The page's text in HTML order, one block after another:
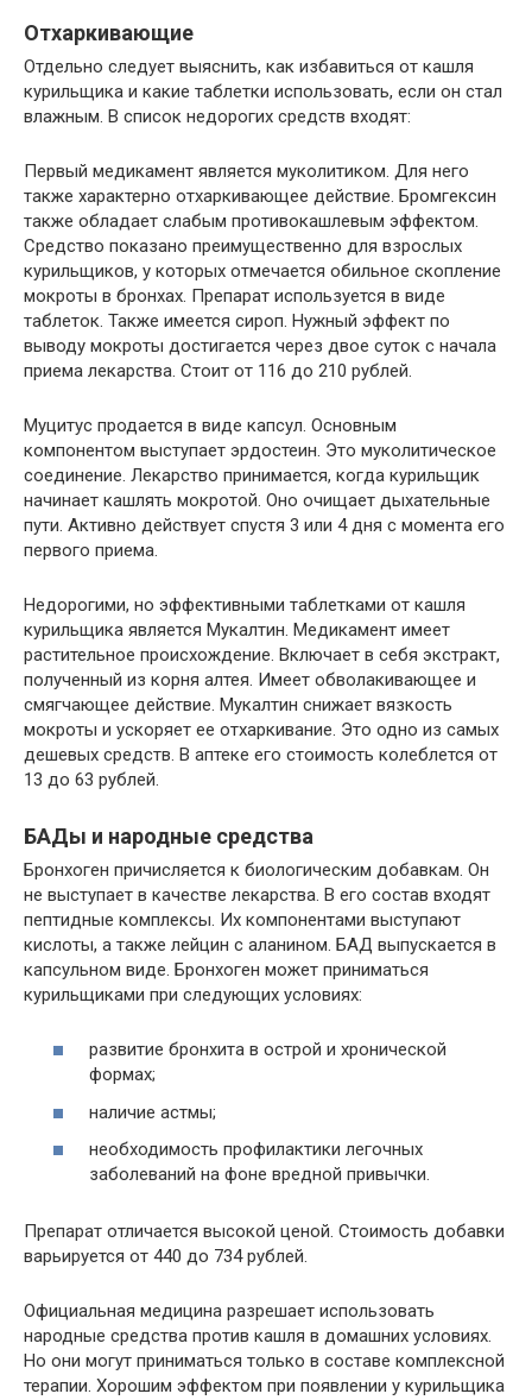
Отхаркивающие
Отдельно следует выяснить, как избавиться от кашля
курильщика и какие таблетки использовать, если он стал
влажным. В список недорогих средств входят:
Первый медикамент является муколитиком. Для него
также характерно отхаркивающее действие. Бромгексин
также обладает слабым противокашлевым эффектом.
Средство показано преимущественно для взрослых
курильщиков, у которых отмечается обильное скопление
мокроты в бронхах. Препарат используется в виде
таблеток. Также имеется сироп. Нужный эффект по
выводу мокроты достигается через двое суток с начала
приема лекарства. Стоит от 116 до 210 рублей.
Муцитус продается в виде капсул. Основным
компонентом выступает эрдостеин. Это муколитическое
соединение. Лекарство принимается, когда курильщик
начинает кашлять мокротой. Оно очищает дыхательные
пути. Активно действует спустя 3 или 4 дня с момента его
первого приема.
Недорогими, но эффективными таблетками от кашля
курильщика является Мукалтин. Медикамент имеет
растительное происхождение. Включает в себя экстракт,
полученный из корня алтея. Имеет обволакивающее и
смягчающее действие. Мукалтин снижает вязкость
мокроты и ускоряет ее отхаркивание. Это одно из самых
дешевых средств. В аптеке его стоимость колеблется от
13 до 63 рублей.
БАДы и народные средства
Бронхоген причисляется к биологическим добавкам. Он
не выступает в качестве лекарства. В его состав входят
пептидные комплексы. Их компонентами выступают
кислоты, а также лейцин с аланином. БАД выпускается в
капсульном виде. Бронхоген может приниматься
курильщиками при следующих условиях:
развитие бронхита в острой и хронической
формах;
наличие астмы;
необходимость профилактики легочных
заболеваний на фоне вредной привычки.
Препарат отличается высокой ценой. Стоимость добавки
варьируется от 440 до 734 рублей.
Официальная медицина разрешает использовать
народные средства против кашля в домашних условиях.
Но они могут приниматься только в составе комплексной
терапии. Хорошим эффектом при появлении у курильщика